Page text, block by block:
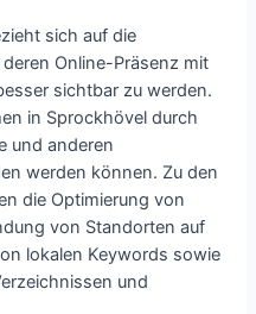
sich auf die
Online-Präsenz mit
sichtbar zu werden.
in Sprockhövel durch
und anderen
werden können. Zu den
die Optimierung von
von Standorten auf
lokalen Keywords sowie
und